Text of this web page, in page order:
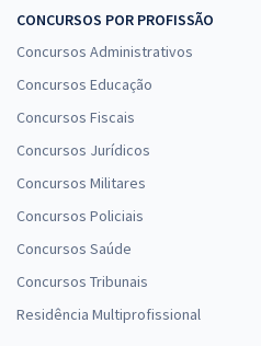
CONCURSOS POR PROFISSÃO
Concursos Administrativos
Concursos Educação
Concursos Fiscais
Concursos Jurídicos
Concursos Militares
Concursos Policiais
Concursos Saúde
Concursos Tribunais
Residência Multiprofissional